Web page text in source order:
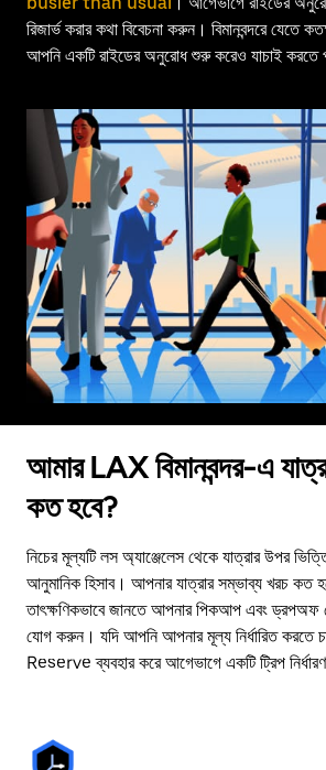
রিজার্ভ করার কথা বিবেচনা করুন। বিমানবন্দরে যেতে
আপনি একটি রাইডের অনুরোধ শুরু করেও যাচাই করতে
আমার LAX বিমানবন্দর-এ
কত হবে?
নিচের মূল্যটি লস অ্যাঞ্জেলেস থেকে যাত্রার উপর
আনুমানিক হিসাব। আপনার যাত্রার সম্ভাব্য খরচ কত
তাৎক্ষণিকভাবে জানতে আপনার পিকআপ এবং
যোগ করুন। যদি আপনি আপনার মূল্য নির্ধারিত করতে
Reserve ব্যবহার করে আগেভাগে একটি ট্রিপ